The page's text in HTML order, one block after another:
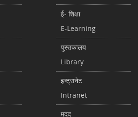
ई- शिक्षा
E-Learning
पुस्तकालय
Library
इन्ट्रानेट
Intranet
मदद